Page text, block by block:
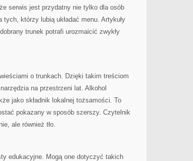
serwis jest przydatny nie tylko dla osób
którzy lubią układać menu. Artykuły
trunek potrafi urozmaicić zwykły
o trunkach. Dzięki takim treściom
na przestrzeni lat. Alkohol
jako składnik lokalnej tożsamości. To
pokazany w sposób szerszy. Czytelnik
ale również tło.
edukacyjne. Mogą one dotyczyć takich